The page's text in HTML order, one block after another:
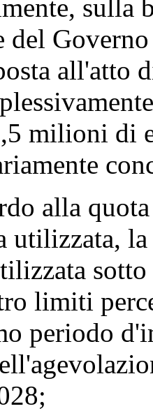
sulla
del
all'atto
milioni di
quota
utilizzata,
limiti
periodo